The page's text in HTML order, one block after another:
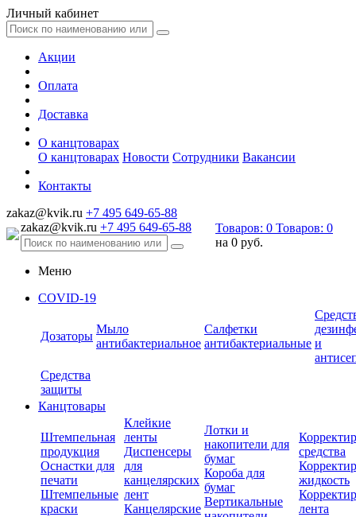
Личный кабинет
Акции
Оплата
Доставка
О канцтоварах
О канцтоварах Новости Сотрудники Вакансии
Контакты
zakaz@kvik.ru +7 495 649-65-88
zakaz@kvik.ru +7 495 649-65-88 Товаров: 0 Товаров: 0
на 0 руб.
Меню
COVID-19
Дозаторы
Мыло
антибактериальное
Салфетки
антибактериальные и
Средства
защиты
Канцтовары
Штемпельная
продукция
Оснастки для
печати
Штемпельные
краски
Клейкие
ленты
Диспенсеры
для
канцелярских
лент
Канцелярские
Лотки и
накопители для
бумаг
Короба для
бумаг
Вертикальные
средства
жидкость
лента